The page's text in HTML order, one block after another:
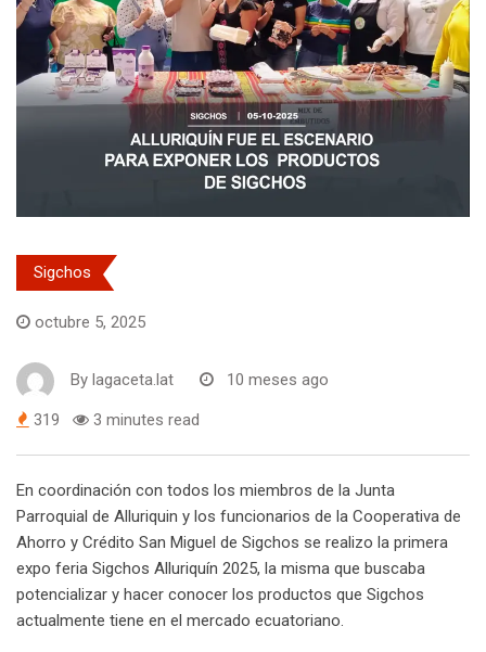
Sigchos
octubre 5, 2025
By lagaceta.lat 10 meses ago
319 3 minutes read
En coordinación con todos los miembros de la Junta
Parroquial de Alluriquin y los funcionarios de la Cooperativa de
Ahorro y Crédito San Miguel de Sigchos se realizo la primera
expo feria Sigchos Alluriquín 2025, la misma que buscaba
potencializar y hacer conocer los productos que Sigchos
actualmente tiene en el mercado ecuatoriano.